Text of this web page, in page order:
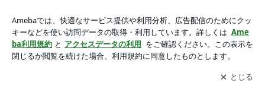
アプリをダウンロードして ブログの更新通知
を受け取りまし
ょう。
開く